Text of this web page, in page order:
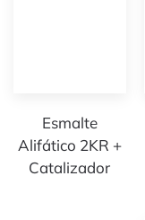
Esmalte
Alifático 2KR +
Catalizador